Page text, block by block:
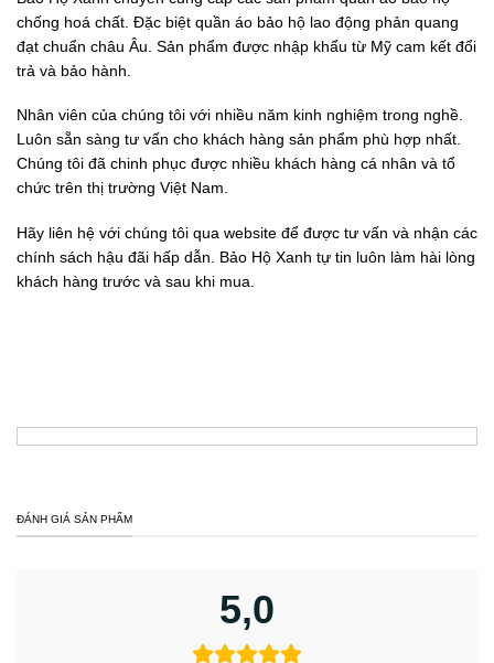
chống hoá chất. Đặc biệt quần áo bảo hộ lao động phản quang
đạt chuẩn châu Âu. Sản phẩm được nhập khẩu từ Mỹ cam kết đổi
trả và bảo hành.
Nhân viên của chúng tôi với nhiều năm kinh nghiệm trong nghề.
Luôn sẵn sàng tư vấn cho khách hàng sản phẩm phù hợp nhất.
Chúng tôi đã chinh phục được nhiều khách hàng cá nhân và tổ
chức trên thị trường Việt Nam.
Hãy liên hệ với chúng tôi qua website để được tư vấn và nhận các
chính sách hậu đãi hấp dẫn. Bảo Hộ Xanh tự tin luôn làm hài lòng
khách hàng trước và sau khi mua.
ĐÁNH GIÁ SẢN PHẨM
5,0